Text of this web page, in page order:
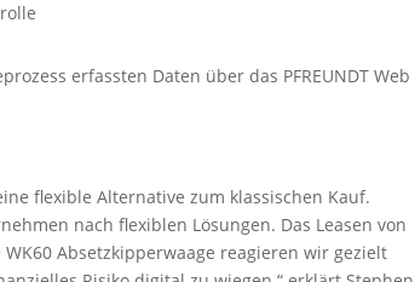
erfassten Daten über das PFREUNDT Web
flexible Alternative zum klassischen Kauf.
nach flexiblen Lösungen. Das Leasen von
Absetzkipperwaage reagieren wir gezielt